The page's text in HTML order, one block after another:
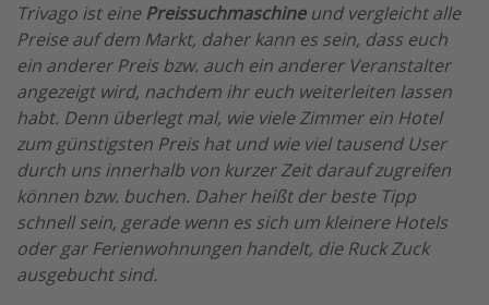
Trivago ist einePreissuchmaschineund vergleicht alle
Preise auf dem Markt, daher kann es sein, dass euch
ein anderer Preis bzw. auch ein anderer Veranstalter
angezeigt wird, nachdem ihr euch weiterleiten lassen
habt. Denn überlegt mal, wie viele Zimmer ein Hotel
zum günstigsten Preis hat und wie viel tausend User
durch uns innerhalb von kurzer Zeit darauf zugreifen
können bzw. buchen. Daher heißt der beste Tipp
schnell sein, gerade wenn es sich um kleinere Hotels
oder gar Ferienwohnungen handelt, die Ruck Zuck
ausgebucht sind.